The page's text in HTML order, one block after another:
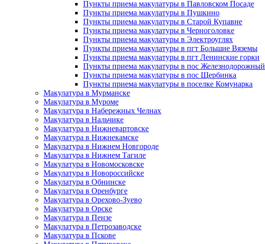
Пункты приема макулатуры в Павловском Посаде
Пункты приема макулатуры в Пушкино
Пункты приема макулатуры в Старой Купавне
Пункты приема макулатуры в Черноголовке
Пункты приема макулатуры в Электроуглях
Пункты приема макулатуры в пгт Большие Вяземы
Пункты приема макулатуры в пгт Ленинские горки
Пункты приема макулатуры в пос Железнодорожный
Пункты приема макулатуры в пос Щербинка
Пункты приема макулатуры в поселке Комунарка
Макулатура в Мурманске
Макулатура в Муроме
Макулатура в Набережных Челнах
Макулатура в Нальчике
Макулатура в Нижневартовске
Макулатура в Нижнекамске
Макулатура в Нижнем Новгороде
Макулатура в Нижнем Тагиле
Макулатура в Новомосковске
Макулатура в Новороссийске
Макулатура в Обнинске
Макулатура в Оренбурге
Макулатура в Орехово-Зуево
Макулатура в Орске
Макулатура в Пензе
Макулатура в Петрозаводске
Макулатура в Пскове